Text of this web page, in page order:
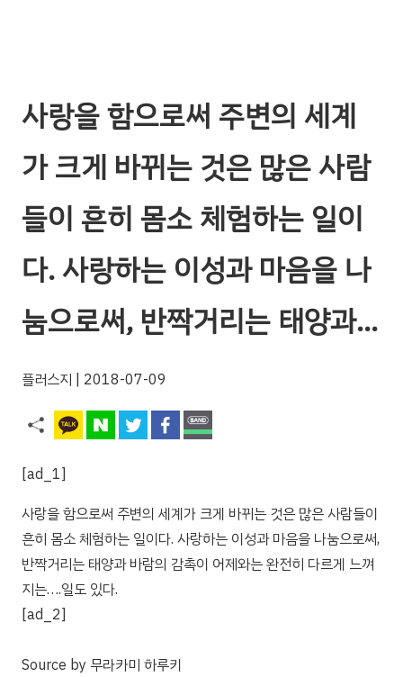
사랑을 함으로써 주변의 세계
가 크게 바뀌는 것은 많은 사람
들이 흔히 몸소 체험하는 일이
다. 사랑하는 이성과 마음을 나
눔으로써, 반짝거리는 태양과…
플러스지 | 2018-07-09
[ad_1]
사랑을 함으로써 주변의 세계가 크게 바뀌는 것은 많은 사람들이
흔히 몸소 체험하는 일이다. 사랑하는 이성과 마음을 나눔으로써,
반짝거리는 태양과 바람의 감촉이 어제와는 완전히 다르게 느껴
지는….일도 있다.
[ad_2]
Source by 무라카미 하루키